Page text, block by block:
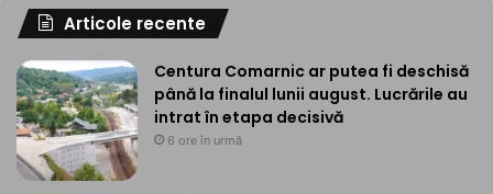
Articole recente
Centura Comarnic ar putea fi deschisă
până la finalul lunii august. Lucrările au
intrat în etapa decisivă
6 ore în urmă